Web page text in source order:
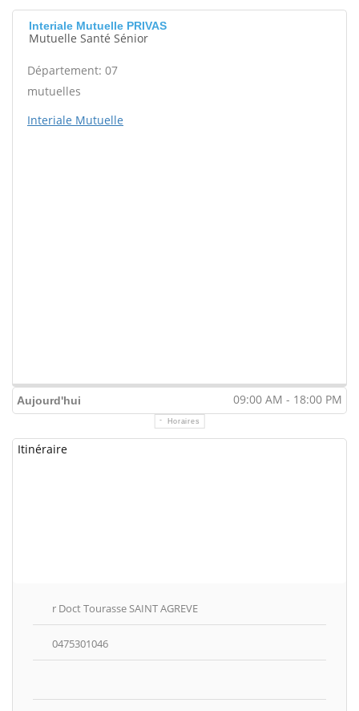
Interiale Mutuelle PRIVAS
Mutuelle Santé Sénior
Département: 07
mutuelles
Interiale Mutuelle
Aujourd'hui 09:00 AM - 18:00 PM
Horaires
Itinéraire
r Doct Tourasse SAINT AGREVE
0475301046